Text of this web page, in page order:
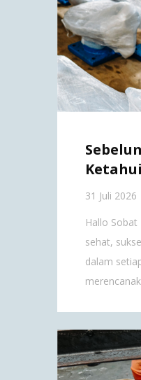
31 Juli 2026
Hallo
sehat,
dalam